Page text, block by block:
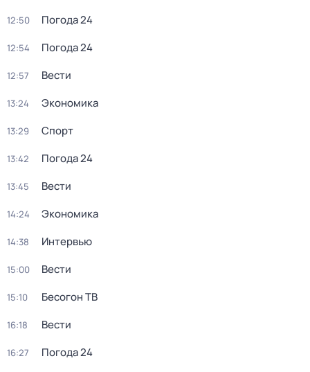
12:50 Погода 24
12:54 Погода 24
12:57 Вести
13:24 Экономика
13:29 Спорт
13:42 Погода 24
13:45 Вести
14:24 Экономика
14:38 Интервью
15:00 Вести
15:10 Бесогон ТВ
16:18 Вести
16:27 Погода 24